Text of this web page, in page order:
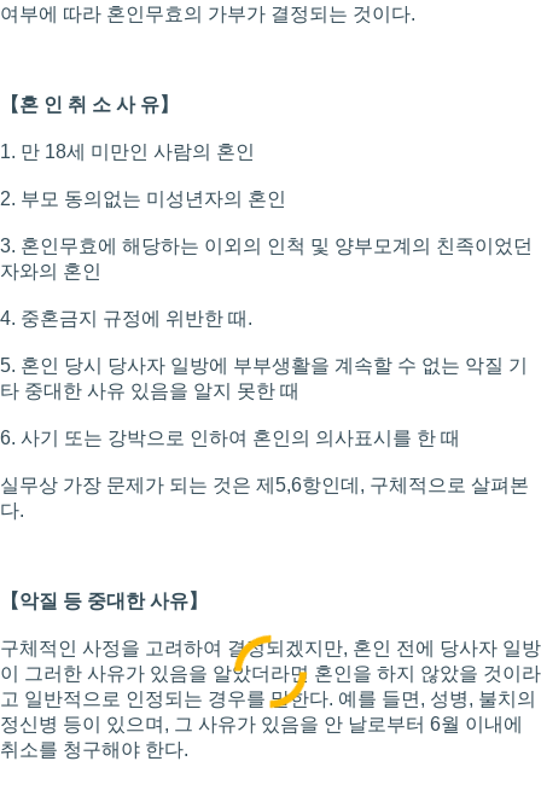
여부에 따라 혼인무효의 가부가 결정되는 것이다.
【혼 인 취 소 사 유】
1. 만 18세 미만인 사람의 혼인
2. 부모 동의없는 미성년자의 혼인
3. 혼인무효에 해당하는 이외의 인척 및 양부모계의 친족이었던
자와의 혼인
4. 중혼금지 규정에 위반한 때.
5. 혼인 당시 당사자 일방에 부부생활을 계속할 수 없는 악질 기
타 중대한 사유 있음을 알지 못한 때
6. 사기 또는 강박으로 인하여 혼인의 의사표시를 한 때
실무상 가장 문제가 되는 것은 제5,6항인데, 구체적으로 살펴본
다.
【악질 등 중대한 사유】
구체적인 사정을 고려하여 결정되겠지만, 혼인 전에 당사자 일방
이 그러한 사유가 있음을 알았더라면 혼인을 하지 않았을 것이라
고 일반적으로 인정되는 경우를 말한다. 예를 들면, 성병, 불치의
정신병 등이 있으며, 그 사유가 있음을 안 날로부터 6월 이내에
취소를 청구해야 한다.